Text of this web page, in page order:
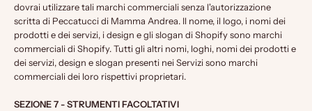
dovrai utilizzare tali marchi commerciali senza l'autorizzazione
scritta di Peccatucci di Mamma Andrea. Il nome, il logo, i nomi dei
prodotti e dei servizi, i design e gli slogan di Shopify sono marchi
commerciali di Shopify. Tutti gli altri nomi, loghi, nomi dei prodotti e
dei servizi, design e slogan presenti nei Servizi sono marchi
commerciali dei loro rispettivi proprietari.
SEZIONE 7 - STRUMENTI FACOLTATIVI